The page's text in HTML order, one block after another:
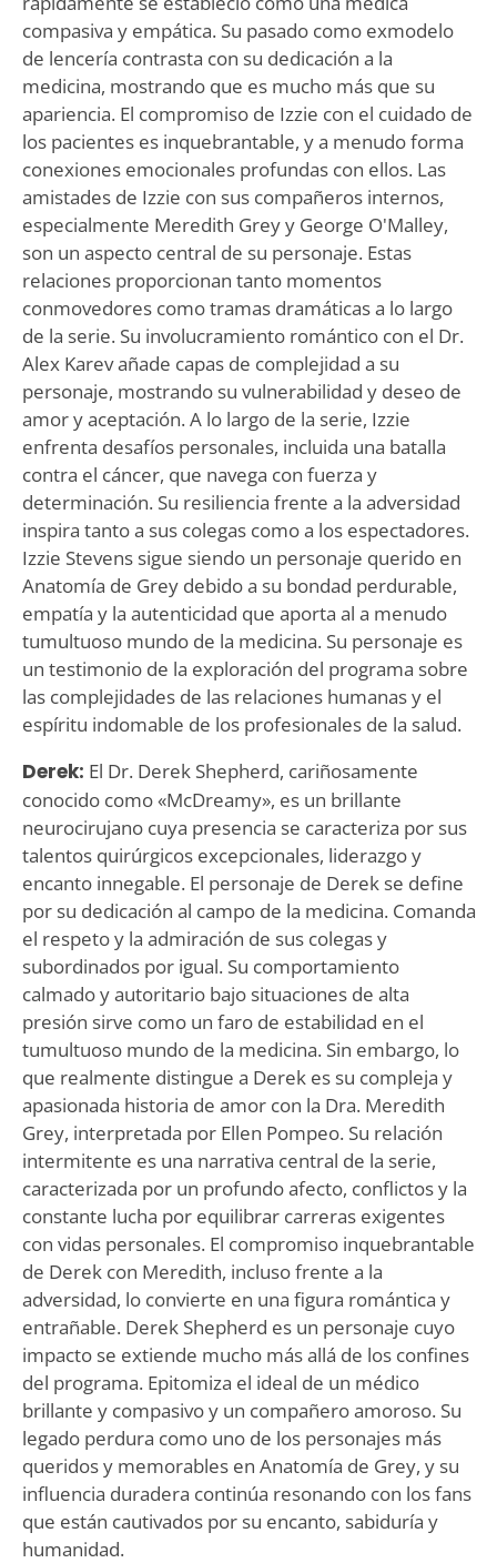
compasiva y empática. Su pasado como exmodelo
de lencería contrasta con su dedicación a la
medicina, mostrando que es mucho más que su
apariencia. El compromiso de Izzie con el cuidado de
los pacientes es inquebrantable, y a menudo forma
conexiones emocionales profundas con ellos. Las
amistades de Izzie con sus compañeros internos,
especialmente Meredith Grey y George O'Malley,
son un aspecto central de su personaje. Estas
relaciones proporcionan tanto momentos
conmovedores como tramas dramáticas a lo largo
de la serie. Su involucramiento romántico con el Dr.
Alex Karev añade capas de complejidad a su
personaje, mostrando su vulnerabilidad y deseo de
amor y aceptación. A lo largo de la serie, Izzie
enfrenta desafíos personales, incluida una batalla
contra el cáncer, que navega con fuerza y
determinación. Su resiliencia frente a la adversidad
inspira tanto a sus colegas como a los espectadores.
Izzie Stevens sigue siendo un personaje querido en
Anatomía de Grey debido a su bondad perdurable,
empatía y la autenticidad que aporta al a menudo
tumultuoso mundo de la medicina. Su personaje es
un testimonio de la exploración del programa sobre
las complejidades de las relaciones humanas y el
espíritu indomable de los profesionales de la salud.
Derek: El Dr. Derek Shepherd, cariñosamente
conocido como «McDreamy», es un brillante
neurocirujano cuya presencia se caracteriza por sus
talentos quirúrgicos excepcionales, liderazgo y
encanto innegable. El personaje de Derek se define
por su dedicación al campo de la medicina. Comanda
el respeto y la admiración de sus colegas y
subordinados por igual. Su comportamiento
calmado y autoritario bajo situaciones de alta
presión sirve como un faro de estabilidad en el
tumultuoso mundo de la medicina. Sin embargo, lo
que realmente distingue a Derek es su compleja y
apasionada historia de amor con la Dra. Meredith
Grey, interpretada por Ellen Pompeo. Su relación
intermitente es una narrativa central de la serie,
caracterizada por un profundo afecto, conflictos y la
constante lucha por equilibrar carreras exigentes
con vidas personales. El compromiso inquebrantable
de Derek con Meredith, incluso frente a la
adversidad, lo convierte en una figura romántica y
entrañable. Derek Shepherd es un personaje cuyo
impacto se extiende mucho más allá de los confines
del programa. Epitomiza el ideal de un médico
brillante y compasivo y un compañero amoroso. Su
legado perdura como uno de los personajes más
queridos y memorables en Anatomía de Grey, y su
influencia duradera continúa resonando con los fans
que están cautivados por su encanto, sabiduría y
humanidad.